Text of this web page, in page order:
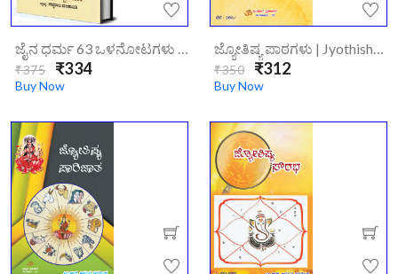
ಅಂತರಂಗದ
ಬ್ಲೂಟಿಕ್ |
Antarangada
Blutik
ಜೈನ ಧರ್ಮ 63 ಒಳನೋಟಗಳು | Jaina Dharma 63 Olanotagalu
₹375 ₹334
Buy Now
ಜ್ಯೋತಿಷ್ಯ ಪಾಠಗಳು | Jyothishya Paatagalu
₹350 ₹312
Buy Now